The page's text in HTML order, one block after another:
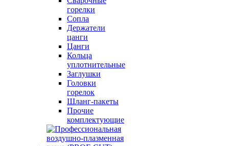
горелки
Сопла
Держатели
цанги
Цанги
Кольца
уплотнительные
Заглушки
Головки
горелок
Шланг-пакеты
Прочие
комплектующие